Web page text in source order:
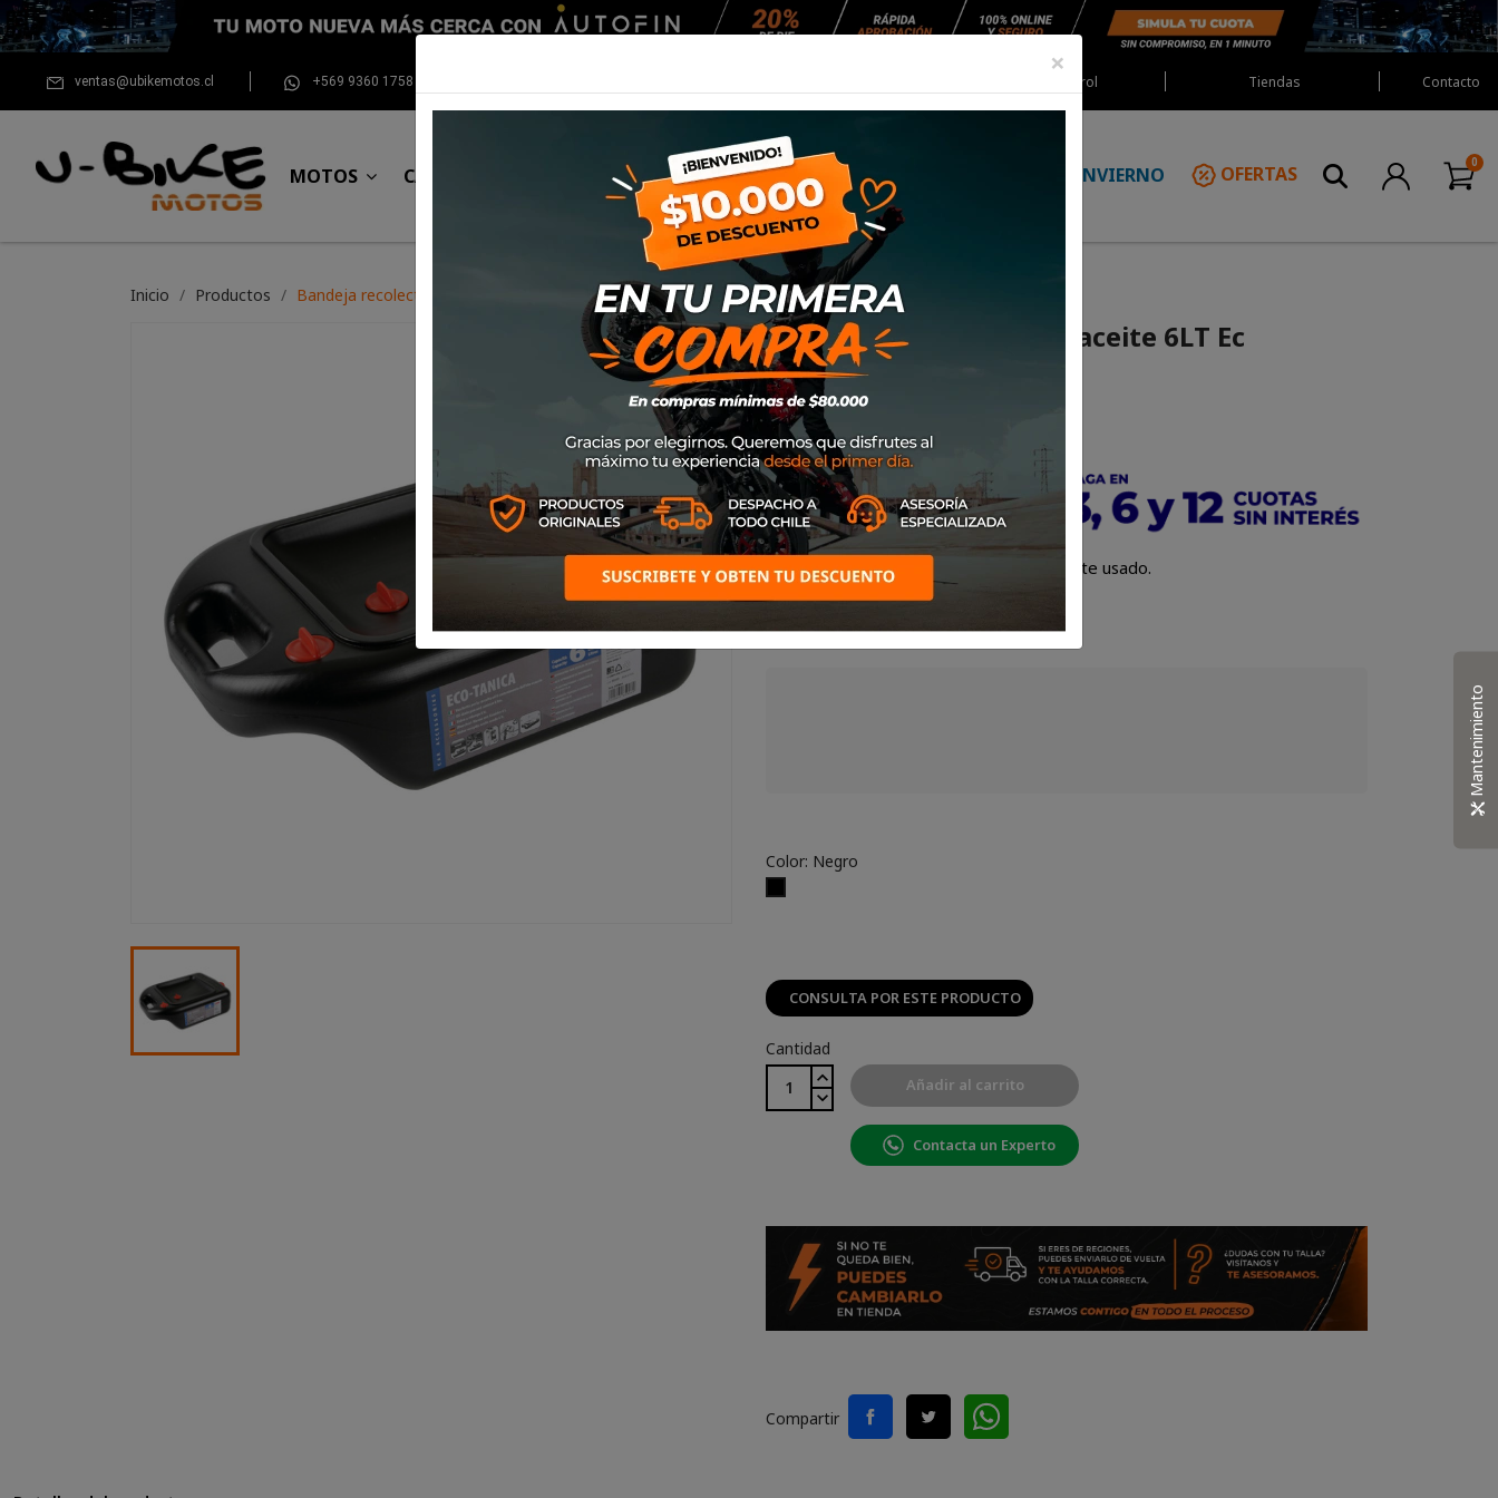
ventas@ubikemotos.cl +569 9360 1758 Red Castrol Tiendas Contacto
MOTOS CASCOS EQUIPAMIENTO NEUMÁTICOS MANTENCIÓN INVIERNO OFERTAS
Inicio Productos Bandeja recolectora de aceite 6LT Ec
Bandeja recolectora de aceite 6LT Ec
SKU65906
$29.900
Para la recogida y el transporte del aceite usado.
Color: Negro
CONSULTA POR ESTE PRODUCTO
Cantidad
Añadir al carrito
Contacta un Experto
Compartir
×
Mantenimiento